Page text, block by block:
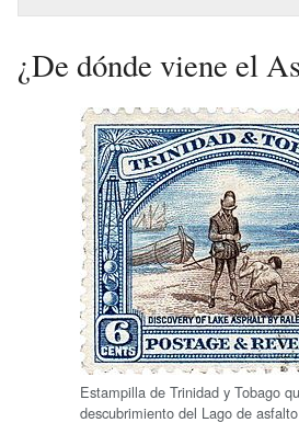
¿De dónde viene el
Estampilla de Trinidad y Tobago
descubrimiento del Lago de